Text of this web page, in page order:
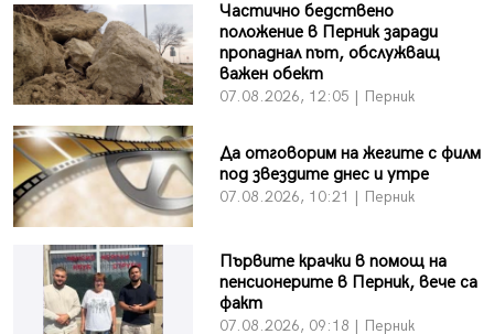
Частично бедствено
положение в Перник заради
пропаднал път, обслужващ
важен обект
07.08.2026, 12:05 | Перник
Да отговорим на жегите с филм
под звездите днес и утре
07.08.2026, 10:21 | Перник
Първите крачки в помощ на
пенсионерите в Перник, вече са
факт
07.08.2026, 09:18 | Перник